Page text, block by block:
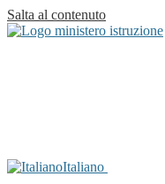
Salta al contenuto
Italiano